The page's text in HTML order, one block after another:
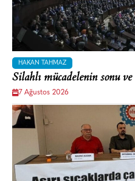
HAKAN TAHMAZ
Silahlı mücadelenin sonu
7 Ağustos 2026